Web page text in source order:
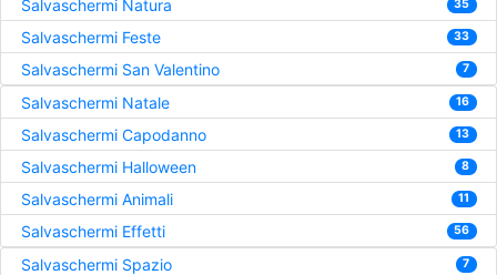
Salvaschermi Natura 35
Salvaschermi Feste 33
Salvaschermi San Valentino 7
Salvaschermi Natale 16
Salvaschermi Capodanno 13
Salvaschermi Halloween 8
Salvaschermi Animali 11
Salvaschermi Effetti 56
Salvaschermi Spazio 7